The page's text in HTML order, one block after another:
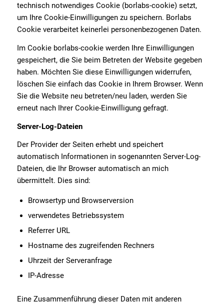
technisch notwendiges Cookie (borlabs-cookie) setzt,
um Ihre Cookie-Einwilligungen zu speichern. Borlabs
Cookie verarbeitet keinerlei personenbezogenen Daten.
Im Cookie borlabs-cookie werden Ihre Einwilligungen
gespeichert, die Sie beim Betreten der Website gegeben
haben. Möchten Sie diese Einwilligungen widerrufen,
löschen Sie einfach das Cookie in Ihrem Browser. Wenn
Sie die Website neu betreten/neu laden, werden Sie
erneut nach Ihrer Cookie-Einwilligung gefragt.
Server-Log-Dateien
Der Provider der Seiten erhebt und speichert
automatisch Informationen in sogenannten Server-Log-
Dateien, die Ihr Browser automatisch an mich
übermittelt. Dies sind:
Browsertyp und Browserversion
verwendetes Betriebssystem
Referrer URL
Hostname des zugreifenden Rechners
Uhrzeit der Serveranfrage
IP-Adresse
Eine Zusammenführung dieser Daten mit anderen